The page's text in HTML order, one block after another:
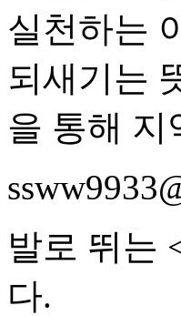
실천하는
되새기는
을 통해 지
발로 뛰는
다.